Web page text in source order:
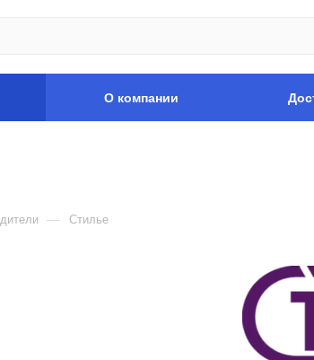
О компании
— Стилье